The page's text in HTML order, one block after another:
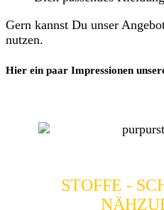
Gern kannst Du unser
nutzen.
Hier ein paar Impressionen
STOFFE -